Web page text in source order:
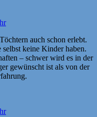
auch schon erlebt.
keine Kinder haben.
– schwer wird es in der
gewünscht ist als von der